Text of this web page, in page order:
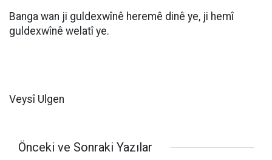
Banga wan ji guldexwînê heremê dinê ye, ji hemî
guldexwînê welatî ye.
Veysî Ulgen
Önceki ve Sonraki Yazılar